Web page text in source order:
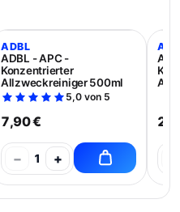
ADBL
ADBL - APC -
Konzentrierter
Allzweckreiniger 500ml
5,0 von 5
7,90 €
− 1 +